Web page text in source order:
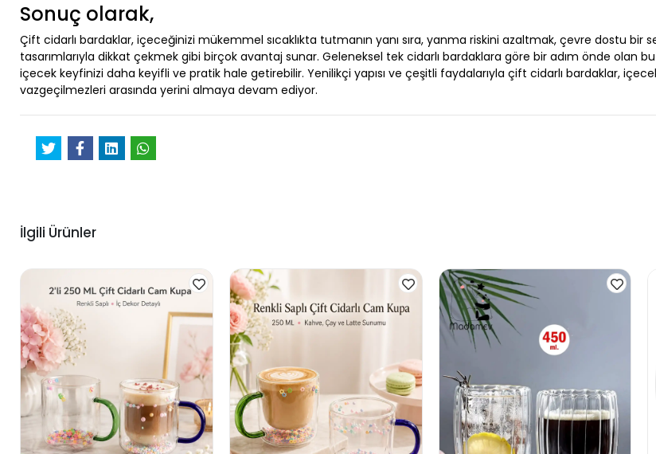
Sonuç olarak,
Çift cidarlı bardaklar, içeceğinizi mükemmel sıcaklıkta tutmanın yanı sıra, yanma riskini azaltmak, çevre dostu bir
tasarımlarıyla dikkat çekmek gibi birçok avantaj sunar. Geleneksel tek cidarlı bardaklara göre bir adım önde olan
içecek keyfinizi daha keyifli ve pratik hale getirebilir. Yenilikçi yapısı ve çeşitli faydalarıyla çift cidarlı bardaklar,
vazgeçilmezleri arasında yerini almaya devam ediyor.
İlgili Ürünler